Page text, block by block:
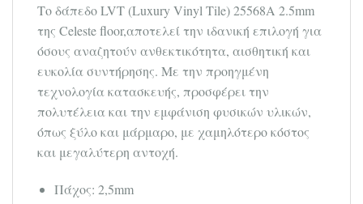
Το δάπεδο LVT (Luxury Vinyl Tile) 25568A 2.5mm
της Celeste floor,αποτελεί την ιδανική επιλογή για
όσους αναζητούν ανθεκτικότητα, αισθητική και
ευκολία συντήρησης. Με την προηγμένη
τεχνολογία κατασκευής, προσφέρει την
πολυτέλεια και την εμφάνιση φυσικών υλικών,
όπως ξύλο και μάρμαρο, με χαμηλότερο κόστος
και μεγαλύτερη αντοχή.
Πάχος: 2,5mm